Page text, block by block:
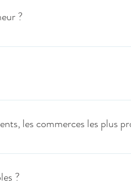
?
pouvez fumer dans l'arrière-
places gratuites pour garer
les commerces les plus
la ville de Doullens. Tous les
?